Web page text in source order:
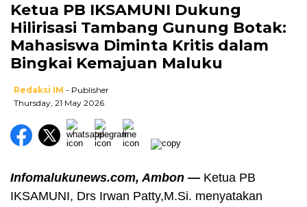
Ketua PB IKSAMUNI Dukung
Hilirisasi Tambang Gunung Botak:
Mahasiswa Diminta Kritis dalam
Bingkai Kemajuan Maluku
Redaksi IM - Publisher
Thursday, 21 May 2026
Infomalukunews.com, Ambon — Ketua PB
IKSAMUNI, Drs Irwan Patty,M.Si. menyatakan